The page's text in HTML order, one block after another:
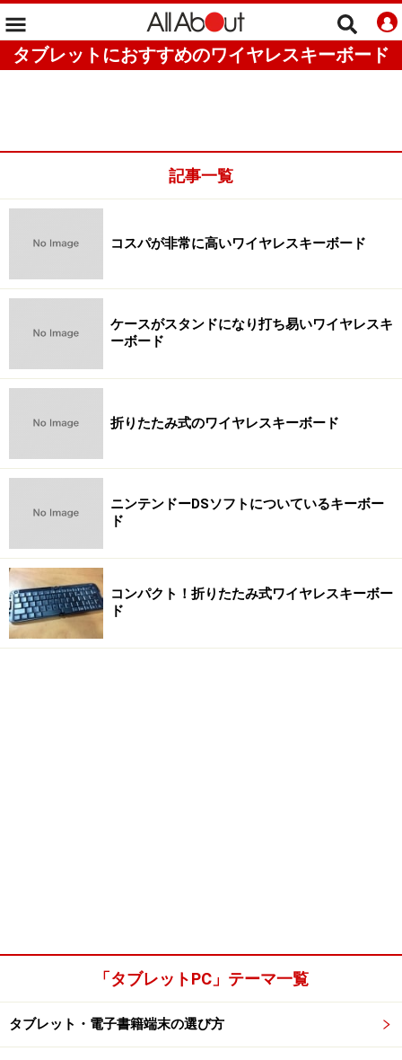
タブレットにおすすめのワイヤレスキーボード
記事一覧
コスパが非常に高いワイヤレスキーボード
ケースがスタンドになり打ち易いワイヤレスキ
ーボード
折りたたみ式のワイヤレスキーボード
ニンテンドーDSソフトについているキーボー
ド
コンパクト！折りたたみ式ワイヤレスキーボー
ド
「タブレットPC」テーマ一覧
タブレット・電子書籍端末の選び方